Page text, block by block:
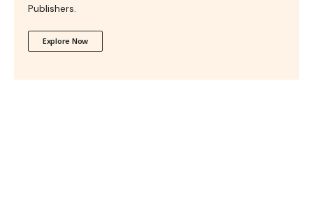
Publishers.
Explore Now